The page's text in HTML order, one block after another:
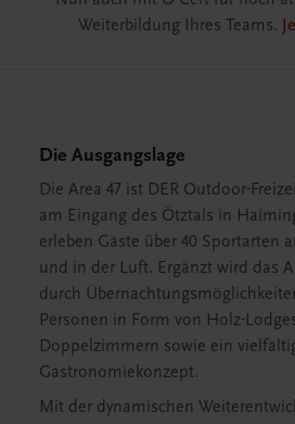
entdecken &
Die Ausgangslage
Die Area 47 ist DER Outdoor-
am Eingang des Ötztals in
erleben Gäste über 40 Sportarten
und in der Luft. Ergänzt wird das
durch
Personen in Form von Holz-
Doppelzimmern sowie ein
Gastronomiekonzept.
Mit der dynamischen